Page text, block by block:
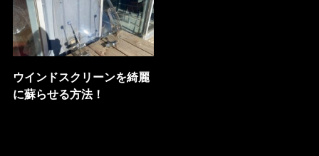
ウインドスクリーンを綺麗
に蘇らせる方法！